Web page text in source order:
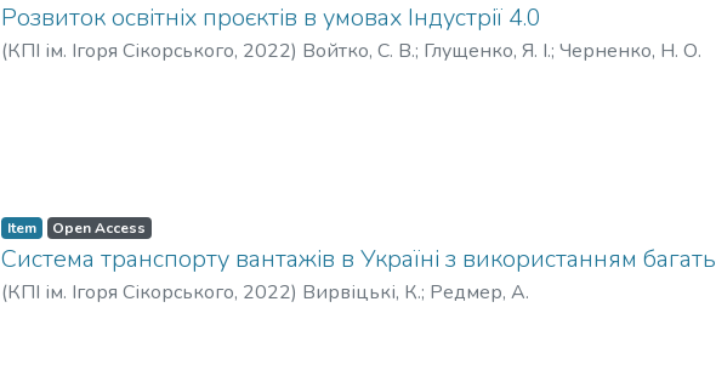
Розвиток освітніх проєктів в умовах Індустрії 4.0
(КПІ ім. Ігоря Сікорського, 2022) Войтко, С. В.; Глущенко, Я. І.; Черненко, Н. О.
Item Open Access
Система транспорту вантажів в Україні з використанням
(КПІ ім. Ігоря Сікорського, 2022) Вирвіцькі, К.; Редмер, А.